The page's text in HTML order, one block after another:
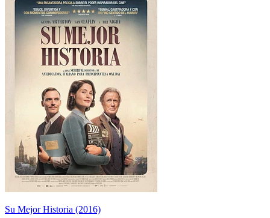
Su Mejor Historia (2016)